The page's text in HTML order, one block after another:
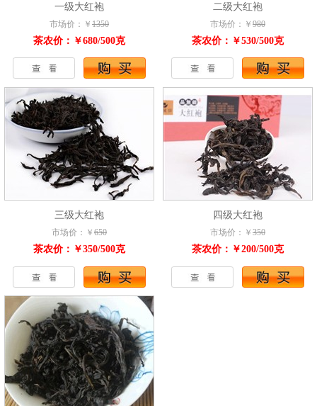
一级大红袍
市场价：￥ 1350
茶农价：￥680/500克
二级大红袍
市场价：￥ 980
茶农价：￥530/500克
三级大红袍
市场价：￥ 650
茶农价：￥350/500克
四级大红袍
市场价：￥ 350
茶农价：￥200/500克